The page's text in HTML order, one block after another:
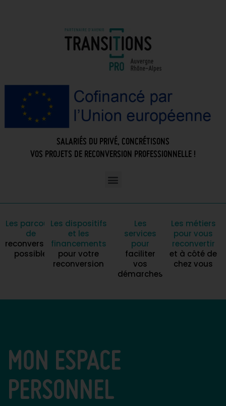
SALARIÉS DU PRIVÉ, CONCRÉTISONS
VOS PROJETS DE RECONVERSION PROFESSIONNELLE !
Les parcours
de
reconversion
possible
Les dispositifs
et les
financements
pour votre
reconversion
Les
services
pour
faciliter
vos
démarches
Les métiers
pour vous
reconvertir
et à côté de
chez vous
MON ESPACE
PERSONNEL